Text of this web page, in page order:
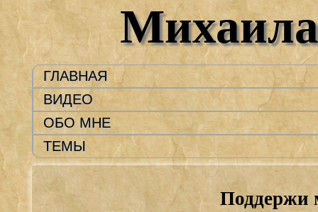
ГЛАВНАЯ
ВИДЕО
ОБО МНЕ
ТЕМЫ
Поддержи